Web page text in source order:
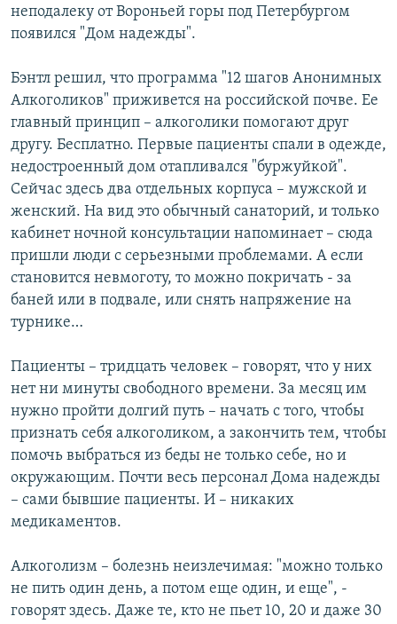
неподалеку от Вороньей горы под Петербургом
появился "Дом надежды".
Бэнтл решил, что программа "12 шагов Анонимных
Алкоголиков" приживется на российской почве. Ее
главный принцип – алкоголики помогают друг
другу. Бесплатно. Первые пациенты спали в одежде,
недостроенный дом отапливался "буржуйкой".
Сейчас здесь два отдельных корпуса – мужской и
женский. На вид это обычный санаторий, и только
кабинет ночной консультации напоминает – сюда
пришли люди с серьезными проблемами. А если
становится невмоготу, то можно покричать - за
баней или в подвале, или снять напряжение на
турнике…
Пациенты – тридцать человек – говорят, что у них
нет ни минуты свободного времени. За месяц им
нужно пройти долгий путь – начать с того, чтобы
признать себя алкоголиком, а закончить тем, чтобы
помочь выбраться из беды не только себе, но и
окружающим. Почти весь персонал Дома надежды
– сами бывшие пациенты. И – никаких
медикаментов.
Алкоголизм – болезнь неизлечимая: "можно только
не пить один день, а потом еще один, и еще", -
говорят здесь. Даже те, кто не пьет 10, 20 и даже 30